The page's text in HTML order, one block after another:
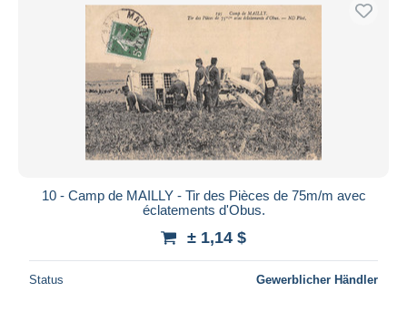
Kostenloser Versand
Zahlungsmethoden
PayPal
Banküberweisung
Visa
Mastercard
iDeal
Wohnsitz des Verkäufers
10 - Camp de MAILLY - Tir des Pièces de 75m/m avec
éclatements d'Obus.
± 1,14 $
Status Gewerblicher Händler